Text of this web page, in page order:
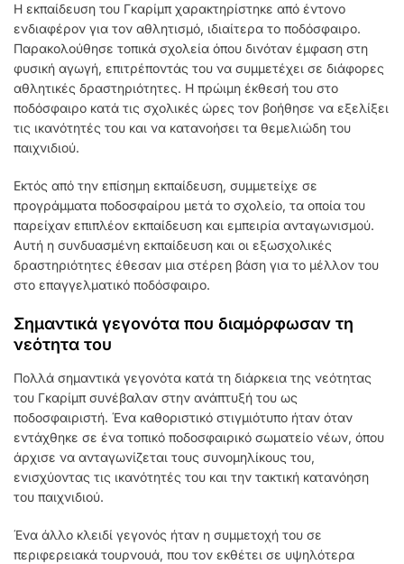
Η εκπαίδευση του Γκαρίμπ χαρακτηρίστηκε από έντονο
ενδιαφέρον για τον αθλητισμό, ιδιαίτερα το ποδόσφαιρο.
Παρακολούθησε τοπικά σχολεία όπου δινόταν έμφαση στη
φυσική αγωγή, επιτρέποντάς του να συμμετέχει σε διάφορες
αθλητικές δραστηριότητες. Η πρώιμη έκθεσή του στο
ποδόσφαιρο κατά τις σχολικές ώρες τον βοήθησε να εξελίξει
τις ικανότητές του και να κατανοήσει τα θεμελιώδη του
παιχνιδιού.
Εκτός από την επίσημη εκπαίδευση, συμμετείχε σε
προγράμματα ποδοσφαίρου μετά το σχολείο, τα οποία του
παρείχαν επιπλέον εκπαίδευση και εμπειρία ανταγωνισμού.
Αυτή η συνδυασμένη εκπαίδευση και οι εξωσχολικές
δραστηριότητες έθεσαν μια στέρεη βάση για το μέλλον του
στο επαγγελματικό ποδόσφαιρο.
Σημαντικά γεγονότα που διαμόρφωσαν τη
νεότητα του
Πολλά σημαντικά γεγονότα κατά τη διάρκεια της νεότητας
του Γκαρίμπ συνέβαλαν στην ανάπτυξή του ως
ποδοσφαιριστή. Ένα καθοριστικό στιγμιότυπο ήταν όταν
εντάχθηκε σε ένα τοπικό ποδοσφαιρικό σωματείο νέων, όπου
άρχισε να ανταγωνίζεται τους συνομηλίκους του,
ενισχύοντας τις ικανότητές του και την τακτική κατανόηση
του παιχνιδιού.
Ένα άλλο κλειδί γεγονός ήταν η συμμετοχή του σε
περιφερειακά τουρνουά, που τον εκθέτει σε υψηλότερα